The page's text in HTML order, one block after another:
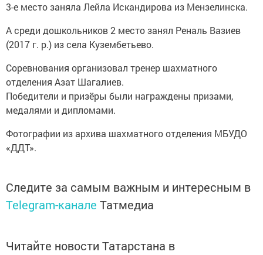
3-е место заняла Лейла Искандирова из Мензелинска.
А среди дошкольников 2 место занял Реналь Вазиев
(2017 г. р.) из села Кузембетьево.
Соревнования организовал тренер шахматного
отделения Азат Шагалиев.
Победители и призёры были награждены призами,
медалями и дипломами.
Фотографии из архива шахматного отделения МБУДО
«ДДТ».
Следите за самым важным и интересным в
Telegram-канале Татмедиа
Читайте новости Татарстана в